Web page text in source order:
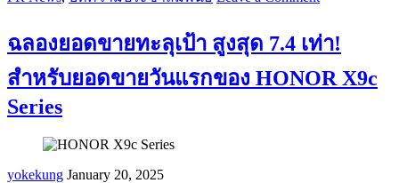
ฉลองยอดขายทะลุเป้า สูงสุด 7.4 เท่า!
สำหรับยอดขายวันแรกของ HONOR X9c
Series
yokekung January 20, 2025